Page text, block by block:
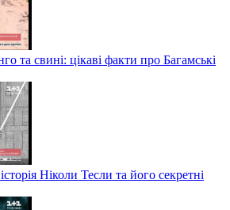
та свині: цікаві факти про Багамські
Ніколи Тесли та його секретні